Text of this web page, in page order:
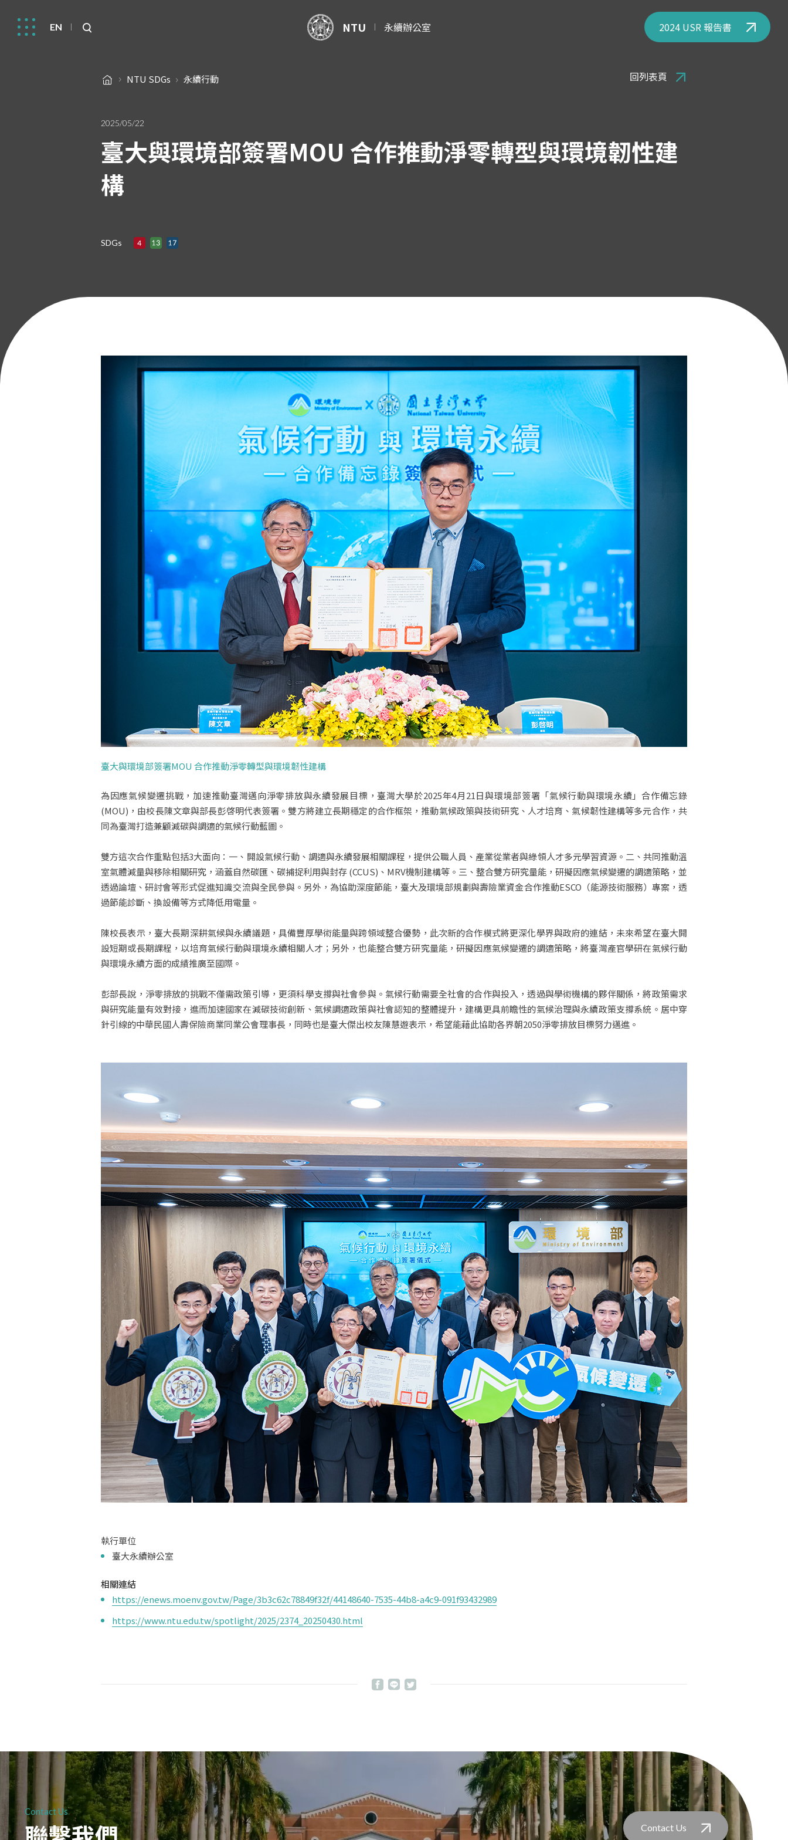
EN NTU 永續辦公室 2024 USR 報告書
NTU SDGs 永續行動 回列表頁
2025/05/22
臺大與環境部簽署MOU 合作推動淨零轉型與環境韌性建
構
SDGs
臺大與環境部簽署MOU 合作推動淨零轉型與環境韌性建構
為因應氣候變遷挑戰，加速推動臺灣邁向淨零排放與永續發展目標，臺灣大學於2025年4月21日與環境部簽署「氣候行動與環境永續」合作備忘錄
(MOU)，由校長陳文章與部長彭啓明代表簽署。雙方將建立長期穩定的合作框架，推動氣候政策與技術研究、人才培育、氣候韌性建構等多元合作，共
同為臺灣打造兼顧減碳與調適的氣候行動藍圖。
雙方這次合作重點包括3大面向：一、開設氣候行動、調適與永續發展相關課程，提供公職人員、產業從業者與綠領人才多元學習資源。二、共同推動溫
室氣體減量與移除相關研究，涵蓋自然碳匯、碳捕捉利用與封存 (CCUS)、MRV機制建構等。三、整合雙方研究量能，研擬因應氣候變遷的調適策略，並
透過論壇、研討會等形式促進知識交流與全民參與。另外，為協助深度節能，臺大及環境部規劃與壽險業資金合作推動ESCO（能源技術服務）專案，透
過節能診斷、換設備等方式降低用電量。
陳校長表示，臺大長期深耕氣候與永續議題，具備豐厚學術能量與跨領域整合優勢，此次新的合作模式將更深化學界與政府的連結，未來希望在臺大開
設短期或長期課程，以培育氣候行動與環境永續相關人才；另外，也能整合雙方研究量能，研擬因應氣候變遷的調適策略，將臺灣產官學研在氣候行動
與環境永續方面的成績推廣至國際。
彭部長說，淨零排放的挑戰不僅需政策引導，更須科學支撐與社會參與。氣候行動需要全社會的合作與投入，透過與學術機構的夥伴關係，將政策需求
與研究能量有效對接，進而加速國家在減碳技術創新、氣候調適政策與社會認知的整體提升，建構更具前瞻性的氣候治理與永續政策支撐系統。居中穿
針引線的中華民國人壽保險商業同業公會理事長，同時也是臺大傑出校友陳慧遊表示，希望能藉此協助各界朝2050淨零排放目標努力邁進。
執行單位
臺大永續辦公室
相關連結
https://enews.moenv.gov.tw/Page/3b3c62c78849f32f/44148640-7535-44b8-a4c9-091f93432989
https://www.ntu.edu.tw/spotlight/2025/2374_20250430.html
Contact Us
Contact Us